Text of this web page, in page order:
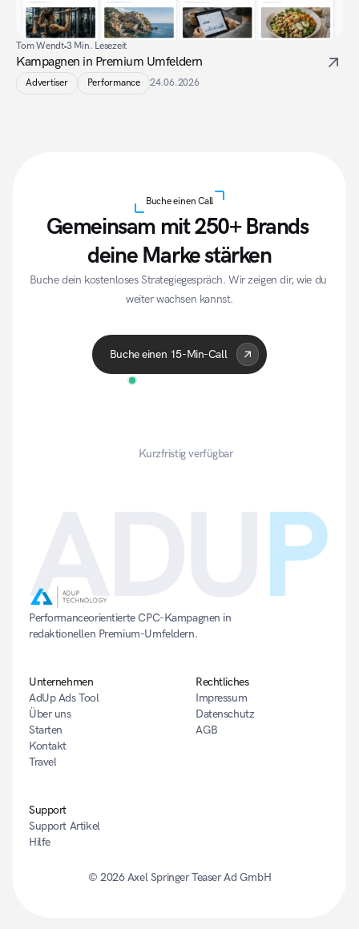
Tom Wendt 3 Min. Lesezeit
Kampagnen in Premium Umfeldern
Advertiser Performance 24.06.2026
Buche einen Call
Gemeinsam mit 250+ Brands
deine Marke stärken
Buche dein kostenloses Strategiegespräch. Wir zeigen dir, wie du
weiter wachsen kannst.
Buche einen 15-Min-Call
Kurzfristig verfügbar
ADU P
Performanceorientierte CPC-Kampagnen in
redaktionellen Premium-Umfeldern.
Unternehmen
AdUp Ads Tool
Über uns
Starten
Kontakt
Travel
Rechtliches
Impressum
Datenschutz
AGB
Support
Support Artikel
Hilfe
© 2026 Axel Springer Teaser Ad GmbH